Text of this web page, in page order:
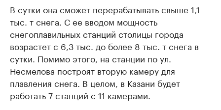
В сутки она сможет перерабатывать свыше 1,1
тыс. т снега. С ее вводом мощность
снегоплавильных станций столицы города
возрастет с 6,3 тыс. до более 8 тыс. т снега в
сутки. Помимо этого, на станции по ул.
Несмелова построят вторую камеру для
плавления снега. В целом, в Казани будет
работать 7 станций с 11 камерами.